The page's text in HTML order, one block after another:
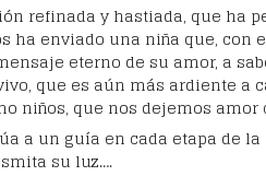
refinada y hastiada, que ha
ha enviado una niña que, con
eterno de su amor, a
que es aún más ardiente a
niños, que nos dejemos amor
a un guía en cada etapa de
su luz….